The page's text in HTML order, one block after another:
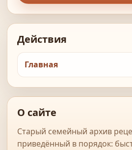
Действия
Главная
О сайте
Старый семейный архив
приведённый в порядок: